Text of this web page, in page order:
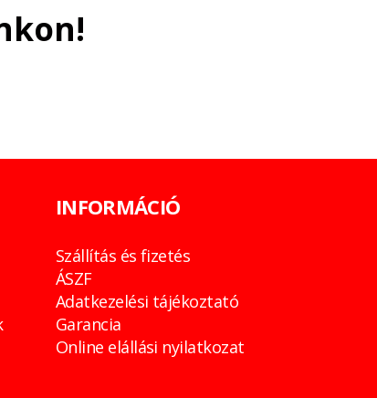
INFORMÁCIÓ
Szállítás és fizetés
ÁSZF
Adatkezelési tájékoztató
Garancia
Online elállási nyilatkozat